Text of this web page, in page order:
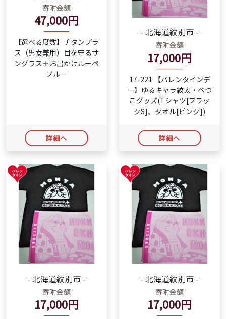
寄附金額
47,000円
【選べる度数】チタンプラ
ス（男女兼用）目を守るサ
ングラス＋お出かけルーペ
ブルー
詳細へ
- 北海道紋別市 -
寄附金額
17,000円
17-221 【バレンタインデ
ー】ゆるキャラ紋太・べつ
こグッズ(Tシャツ[ブラッ
クS]、タオル[ピンク])
詳細へ
- 北海道紋別市 -
寄附金額
17,000円
- 北海道紋別市 -
寄附金額
17,000円